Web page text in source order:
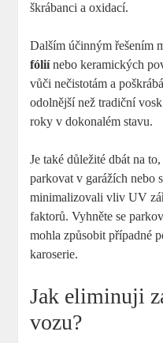
škrábanci a oxidací.
Dalším​ účinným řešením
fóliínebo keramických​
vůči nečistotám a‌
odolnější než tradiční
roky v dokonalém stavu.
Je také důležité dbát na
parkovat v garážích nebo
minimalizovali vliv ​UV
faktorů. Vyhněte se⁣
mohla způsobit případné
karoserie.
Jak⁣ eliminuji
vozu?